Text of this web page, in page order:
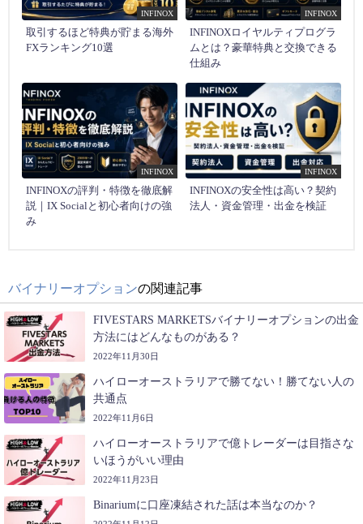
INFINOX
取引するほど特典が貯まる海外
FXランキング10選
INFINOX
INFINOXロイヤルティプログラ
ムとは？豪華特典と交換できる
仕組み
INFINOX
INFINOXの評判・特徴を徹底解
説｜IX Socialと初心者向けの強
み
INFINOX
INFINOXの安全性は高い？契約
法人・資金管理・出金を検証
バイナリーオプションの関連記事
FIVESTARS MARKETSバイナリーオプションの出金
方法にはどんなものがある？
2022年11月30日
ハイローオーストラリアで勝てない！勝てない人の
共通点
2022年11月6日
ハイローオーストラリアで億トレーダーは目指さな
いほうがいい理由
2022年11月23日
Binariumに口座凍結された話は本当なのか？